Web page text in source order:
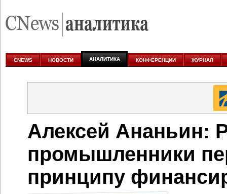
аналитике
CNEWS НОВОСТИ АНАЛИТИКА КОНФЕРЕНЦИИ ЖУРНАЛ
Алексей Ананьин:
промышленники
принципу